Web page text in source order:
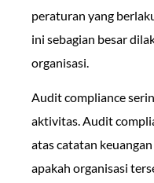
peraturan yang
ini sebagian besar
organisasi.
Audit compliance
aktivitas. Audit
atas catatan
apakah organisasi